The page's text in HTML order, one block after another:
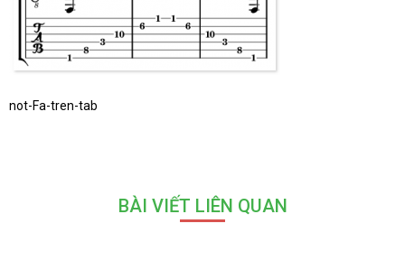
not-Fa-tren-tab
BÀI VIẾT LIÊN QUAN